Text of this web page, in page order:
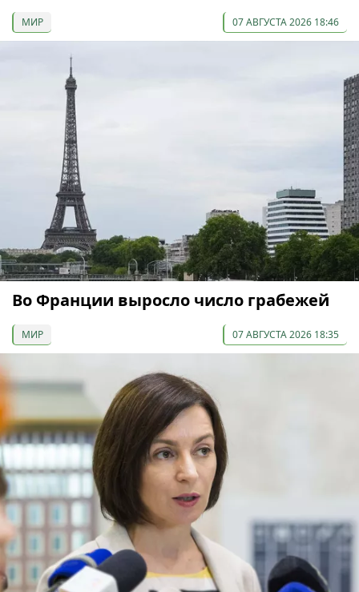
МИР 07 АВГУСТА 2026 18:46
Во Франции выросло число грабежей
МИР 07 АВГУСТА 2026 18:35